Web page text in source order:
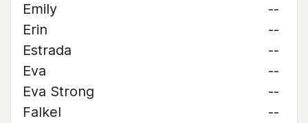
Emily
--
Erin
--
Estrada
--
Eva
--
Eva Strong
--
Falkel
--